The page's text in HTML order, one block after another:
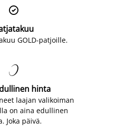

GOLD-patjoille.

hinta
laajan valikoiman
on aina edullinen
Joka päivä.